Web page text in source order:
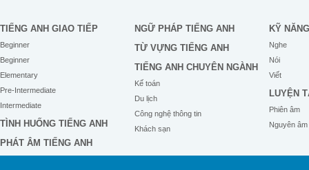
TIẾNG ANH GIAO TIẾP
Beginner
Beginner
Elementary
Pre-Intermediate
Intermediate
TÌNH HUỐNG TIẾNG ANH
PHÁT ÂM TIẾNG ANH
NGỮ PHÁP TIẾNG ANH
TỪ VỰNG TIẾNG ANH
TIẾNG ANH CHUYÊN NGÀNH
Kế toán
Du lịch
Công nghệ thông tin
Khách sạn
KỸ NĂNG
Nghe
Nói
Viết
LUYỆN
Phiên âm
Nguyên âm